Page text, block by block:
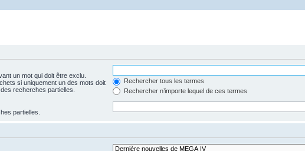
un mot qui doit être exclu.
si uniquement un des mots doit
recherches partielles.
Rechercher tous les termes
Rechercher n’importe lequel de ces termes
partielles.